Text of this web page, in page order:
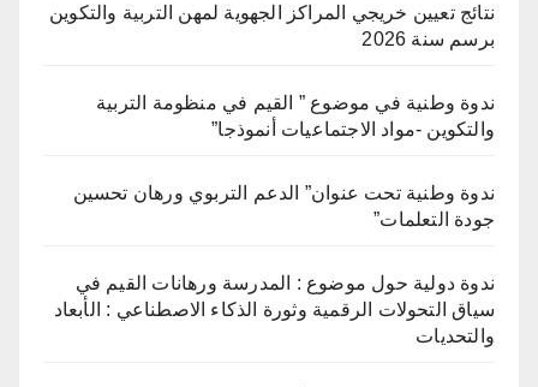
نتائج تعيين خريجي المراكز الجهوية لمهن التربية والتكوين
برسم سنة 2026
ندوة وطنية في موضوع ” القيم في منظومة التربية
والتكوين -مواد الاجتماعيات أنموذجا”
ندوة وطنية تحت عنوان” الدعم التربوي ورهان تحسين
جودة التعلمات”
ندوة دولية حول موضوع : المدرسة ورهانات القيم في
سياق التحولات الرقمية وثورة الذكاء الاصطناعي : الأبعاد
والتحديات